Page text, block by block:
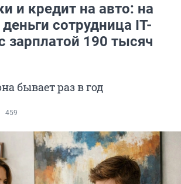
и кредит на авто: на
деньги сотрудница IT-
зарплатой 190 тысяч
бывает раз в год
459